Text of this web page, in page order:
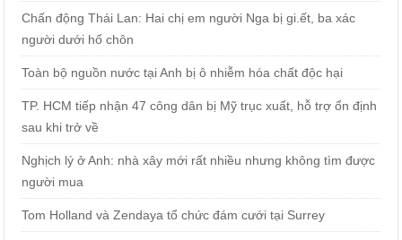
Chấn động Thái Lan: Hai chị em người Nga bị gi.ết, ba xác
người dưới hố chôn
Toàn bộ nguồn nước tại Anh bị ô nhiễm hóa chất độc hại
TP. HCM tiếp nhận 47 công dân bị Mỹ trục xuất, hỗ trợ ổn định
sau khi trở về
Nghịch lý ở Anh: nhà xây mới rất nhiều nhưng không tìm được
người mua
Tom Holland và Zendaya tổ chức đám cưới tại Surrey